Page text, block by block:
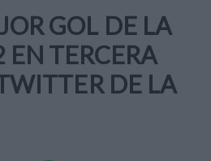
GOL DE LA
TERCERA
DE LA